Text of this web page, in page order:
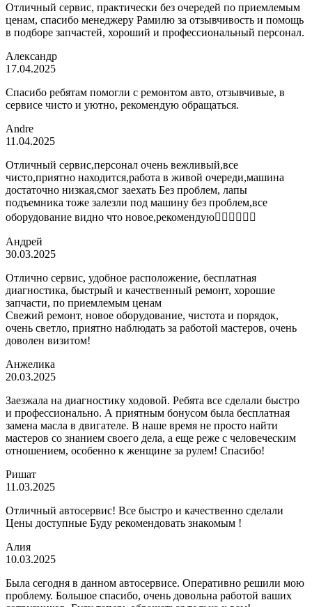
Отличный сервис, практически без очередей по приемлемым
ценам, спасибо менеджеру Рамилю за отзывчивость и помощь
в подборе запчастей, хороший и профессиональный персонал.
Александр
17.04.2025
Спасибо ребятам помогли с ремонтом авто, отзывчивые, в
сервисе чисто и уютно, рекомендую обращаться.
Andre
11.04.2025
Отличный сервис,персонал очень вежливый,все
чисто,приятно находится,работа в живой очереди,машина
достаточно низкая,смог заехать Без проблем, лапы
подъемника тоже залезли под машину без проблем,все
оборудование видно что новое,рекомендую👍🏼👍🏼👍🏼
Андрей
30.03.2025
Отлично сервис, удобное расположение, бесплатная
диагностика, быстрый и качественный ремонт, хорошие
запчасти, по приемлемым ценам
Свежий ремонт, новое оборудование, чистота и порядок,
очень светло, приятно наблюдать за работой мастеров, очень
доволен визитом!
Анжелика
20.03.2025
Заезжала на диагностику ходовой. Ребята все сделали быстро
и профессионально. А приятным бонусом была бесплатная
замена масла в двигателе. В наше время не просто найти
мастеров со знанием своего дела, а еще реже с человеческим
отношением, особенно к женщине за рулем! Спасибо!
Ришат
11.03.2025
Отличный автосервис! Все быстро и качественно сделали
Цены доступные Буду рекомендовать знакомым !
Алия
10.03.2025
Была сегодня в данном автосервисе. Оперативно решили мою
проблему. Большое спасибо, очень довольна работой ваших